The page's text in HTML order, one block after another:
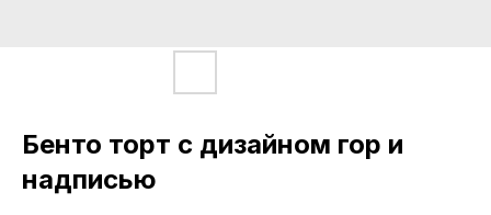
Бенто торт с дизайном гор и
надписью